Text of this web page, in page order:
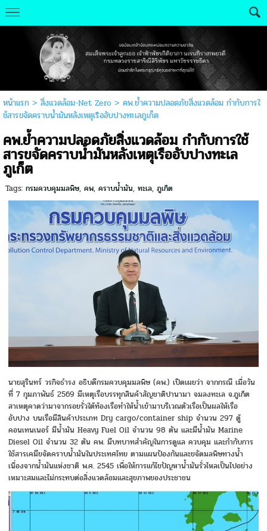
หน้าแรก> สิ่งแวดล้อม-Net Zero> คพ.ย้ำความปลอดภัยสิ่งแวดล้อม กำกับการใ
ช้สารขจัดคราบน้ำมันหลังเหตุเรืออับปางทะเลภูเก็ต
คพ.ย้ำความปลอดภัยสิ่งแวดล้อม กำกับการใช้
สารขจัดคราบน้ำมันหลังเหตุเรืออับปางทะเล
ภูเก็ต
Tags: กรมควบคุมมลพิษ, คพ, คราบน้ำมัน, ทะเล, ภูเก็ต
นายสุรินทร์ วรกิจธำรง อธิบดีกรมควบคุมมลพิษ (คพ.) เปิดเผยว่า จากกรณี เมื่อวัน
ที่ 7 กุมภาพันธ์ 2569 มีเหตุเรือบรรทุกสินค้าสัญชาติปานามา จมลงทะเล จ.ภูเก็ต
สาเหตุคาดว่ามาจากรอยรั่วใต้ท้องเรือทำให้น้ำเข้ามาบริเวณตัวเรือเป็นผลให้เรือ
อับปาง บนเรือมีสินค้าประเภท Dry cargo/container ship จำนวน 297 ตู้
คอนเทนเนอร์ มีน้ำมัน Heavy Fuel Oil จำนวน 98 ตัน และมีน้ำมัน Marine
Diesel Oil จำนวน 32 ตัน คพ. มีบทบาทสำคัญในการดูแล ควบคุม และกำกับการ
ใช้สารเคมีขจัดคราบน้ำมันในประเทศไทย ตามแผนป้องกันและขจัดมลพิษทางน้ำ
เนื่องจากน้ำมันแห่งชาติ พ.ศ. 2545 เพื่อให้การแก้ไขปัญหาน้ำมันรั่วไหลเป็นไปอย่าง
เหมาะสมและไม่กระทบต่อสิ่งแวดล้อมและสุขภาพของประชาชน